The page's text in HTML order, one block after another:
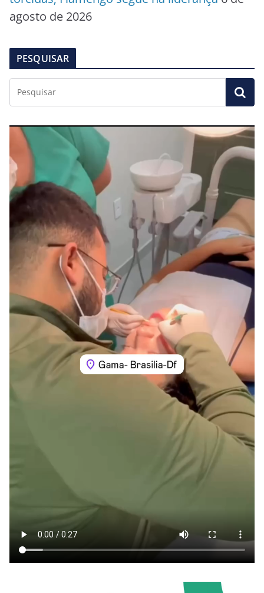
agosto de 2026
PESQUISAR